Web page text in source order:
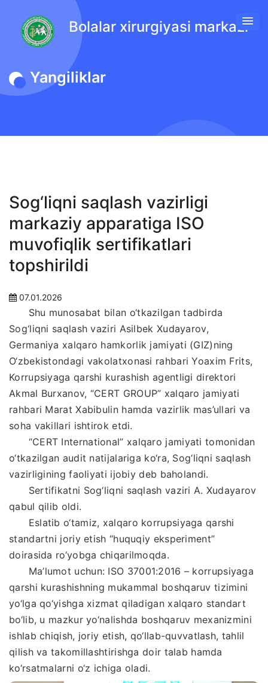
Bolalar xirurgiyasi markazi
Yangiliklar
Sog‘liqni saqlash vazirligi
markaziy apparatiga ISO
muvofiqlik sertifikatlari
topshirildi
07.01.2026
Shu munosabat bilan o‘tkazilgan tadbirda
Sog‘liqni saqlash vaziri Asilbek Xudayarov,
Germaniya xalqaro hamkorlik jamiyati (GIZ)ning
O‘zbekistondagi vakolatxonasi rahbari Yoaxim Frits,
Korrupsiyaga qarshi kurashish agentligi direktori
Akmal Burxanov, “CERT GROUP” xalqaro jamiyati
rahbari Marat Xabibulin hamda vazirlik mas’ullari va
soha vakillari ishtirok etdi.
“CERT International” xalqaro jamiyati tomonidan
o‘tkazilgan audit natijalariga ko‘ra, Sog‘liqni saqlash
vazirligining faoliyati ijobiy deb baholandi.
Sertifikatni Sog‘liqni saqlash vaziri A. Xudayarov
qabul qilib oldi.
Eslatib o‘tamiz, xalqaro korrupsiyaga qarshi
standartni joriy etish “huquqiy eksperiment”
doirasida ro‘yobga chiqarilmoqda.
Ma’lumot uchun: ISO 37001:2016 – korrupsiyaga
qarshi kurashishning mukammal boshqaruv tizimini
yo‘lga qo‘yishga xizmat qiladigan xalqaro standart
bo‘lib, u mazkur yo‘nalishda boshqaruv mexanizmini
ishlab chiqish, joriy etish, qo‘llab-quvvatlash, tahlil
qilish va takomillashtirishga doir talab hamda
ko‘rsatmalarni o‘z ichiga oladi.